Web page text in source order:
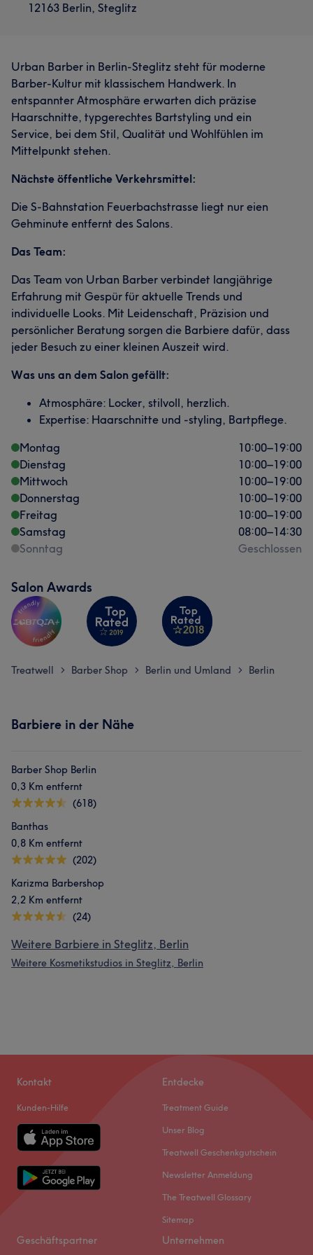
12163 Berlin, Steglitz
Urban Barber in Berlin-Steglitz steht für moderne
Barber-Kultur mit klassischem Handwerk. In
entspannter Atmosphäre erwarten dich präzise
Haarschnitte, typgerechtes Bartstyling und ein
Service, bei dem Stil, Qualität und Wohlfühlen im
Mittelpunkt stehen.
Nächste öffentliche Verkehrsmittel:
Die S-Bahnstation Feuerbachstrasse liegt nur eien
Gehminute entfernt des Salons.
Das Team:
Das Team von Urban Barber verbindet langjährige
Erfahrung mit Gespür für aktuelle Trends und
individuelle Looks. Mit Leidenschaft, Präzision und
persönlicher Beratung sorgen die Barbiere dafür, dass
jeder Besuch zu einer kleinen Auszeit wird.
Was uns an dem Salon gefällt:
Atmosphäre: Locker, stilvoll, herzlich.
Expertise: Haarschnitte und -styling, Bartpflege.
Montag
10:00–19:00
Dienstag
10:00–19:00
Mittwoch
10:00–19:00
Donnerstag
10:00–19:00
Freitag
10:00–19:00
Samstag
08:00–14:30
Sonntag
Geschlossen
Salon Awards
Treatwell > Barber Shop > Berlin und Umland > Berlin
Barbiere in der Nähe
Barber Shop Berlin
0,3 Km entfernt
(618)
Banthas
0,8 Km entfernt
(202)
Karizma Barbershop
2,2 Km entfernt
(24)
Weitere Barbiere in Steglitz, Berlin
Weitere Kosmetikstudios in Steglitz, Berlin
Kontakt
Kunden-Hilfe
Entdecke
Treatment Guide
Unser Blog
Treatwell Geschenkgutschein
Newsletter Anmeldung
The Treatwell Glossary
Sitemap
Geschäftspartner Unternehmen